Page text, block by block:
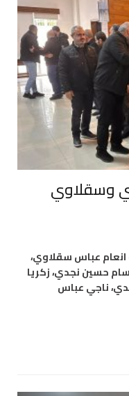
وسقلاوي
انعام عباس سقلاوي،
حسين نجدي، زكريا
ناجي عباس